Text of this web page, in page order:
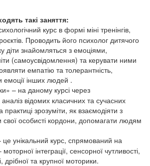
такі заняття:
курс в формі міні тренінгів,
Проводить його психолог дитячого
діти знайомляться з емоціями,
(самоусвідомлення) та керувати ними
емпатію та толерантність,
емоції інших людей .
– на даному курсі через
відомих класичних та сучасних
практиці зрозуміти, як взаємодіяти з
свої особисті кордони, допомагати людям
унікальний курс, спрямований на
інтеграції, сенсорної чутливості,
дрібної та крупної моторики.